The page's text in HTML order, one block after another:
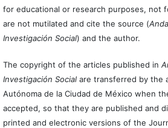
for educational or research purposes, not
are not mutilated and cite the source (
Investigación Social) and the author.
The copyright of the articles published in
Investigación Socialare transferred by the
Autónoma de la Ciudad de México when
accepted, so that they are published and
printed and electronic versions of the